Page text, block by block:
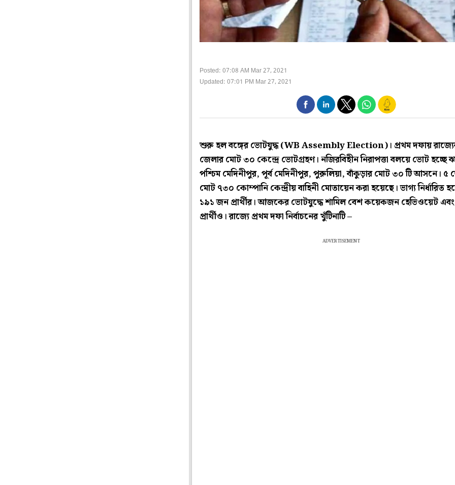
Posted: 07:08 AM Mar 27, 2021
Updated: 07:01 PM Mar 27, 2021
শুরু হল বঙ্গের ভোটযুদ্ধ (WB Assembly Election)। প্রথম দফায়
জেলার মোট ৩০ কেন্দ্রে ভোটগ্রহণ। নজিরবিহীন নিরাপত্তা বলয়ে ভোট হচ্ছে
পশ্চিম মেদিনীপুর, পূর্ব মেদিনীপুর, পুরুলিয়া, বাঁকুড়ার মোট ৩০ টি আসনে। ৫
মোট ৭৩০ কোম্পানি কেন্দ্রীয় বাহিনী মোতায়েন করা হয়েছে। ভাগ্য নির্ধারিত
১৯১ জন প্রার্থীর। আজকের ভোটযুদ্ধে শামিল বেশ কয়েকজন হেভিওয়েট এবং
প্রার্থীও। রাজ্যে প্রথম দফা নির্বাচনের খুঁটিনাটি –
ADVERTISEMENT